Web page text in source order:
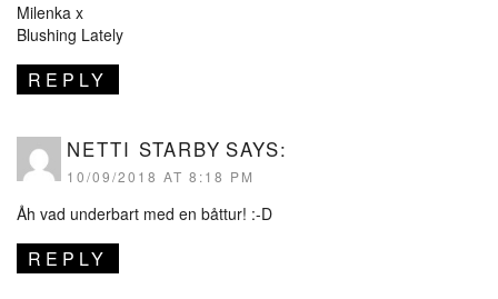
Milenka x
Blushing Lately
REPLY
NETTI STARBY SAYS:
10/09/2018 AT 8:18 PM
Åh vad underbart med en båttur! :-D
REPLY